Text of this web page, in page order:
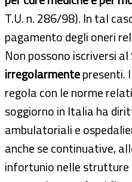
T.U. n. 286/98). In tal
pagamento degli oneri
Non possono iscriversi
irregolarmentepresenti.
regola con le norme
soggiorno in Italia ha
ambulatoriali e
anche se continuative,
infortunio nelle strutture